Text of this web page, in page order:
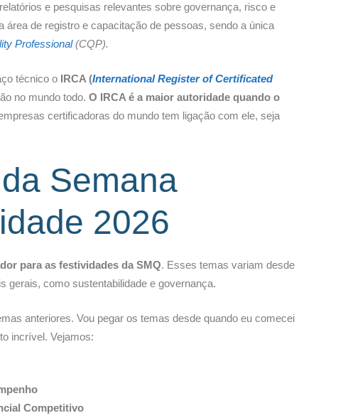
e pesquisas relevantes sobre governança, risco e
de registro e capacitação de pessoas, sendo a única
Professional(CQP).
técnico o IRCA (International Register of Certificated
no mundo todo. O IRCA é a maior autoridade quando o
certificadoras do mundo tem ligação com ele, seja
da Semana
2026
para as festividades da SMQ. Esses temas variam desde
gerais, como sustentabilidade e governança.
anteriores. Vou pegar os temas desde quando eu comecei
incrível. Vejamos:
Competitivo